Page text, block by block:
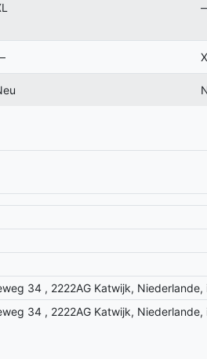
34 , 2222AG Katwijk,
34 , 2222AG Katwijk,